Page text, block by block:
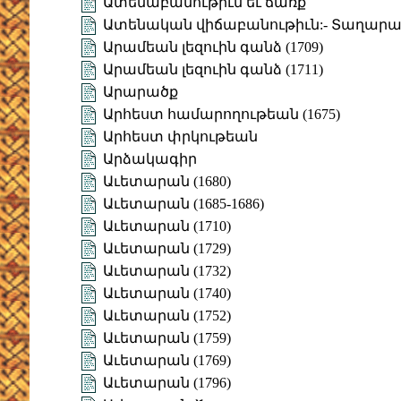
Ատենական վիճաբանութիւն:-
Արամեան լեզուին գանձ (1709)
Արամեան լեզուին գանձ (1711)
Արարածք
Արհեստ համարողութեան (1675)
Արհեստ փրկութեան
Արձակագիր
Աւետարան (1680)
Աւետարան (1685-1686)
Աւետարան (1710)
Աւետարան (1729)
Աւետարան (1732)
Աւետարան (1740)
Աւետարան (1752)
Աւետարան (1759)
Աւետարան (1769)
Աւետարան (1796)